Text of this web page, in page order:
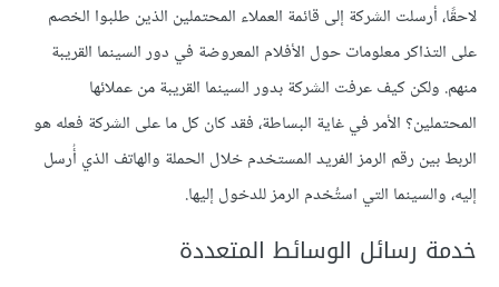
لاحقًا، أرسلت الشركة إلى قائمة العملاء المحتملين الذين طلبوا الخصم
على التذاكر معلومات حول الأفلام المعروضة في دور السينما القريبة
منهم. ولكن كيف عرفت الشركة بدور السينما القريبة من عملائها
المحتملين؟ الأمر في غاية البساطة، فقد كان كل ما على الشركة فعله هو
الربط بين رقم الرمز الفريد المستخدم خلال الحملة والهاتف الذي أُرسل
إليه، والسينما التي استُخدم الرمز للدخول إليها.
خدمة رسائل الوسائط المتعددة